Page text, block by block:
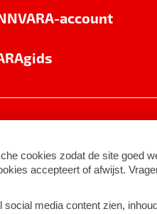
account
©2026BNNVARA